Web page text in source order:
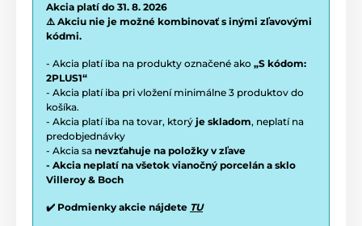
Akcia platí do 31. 8. 2026
⚠️ Akciu nie je možné kombinovať s inými zľavovými
kódmi.
- Akcia platí iba na produkty označené ako „S kódom:
2PLUS1“
- Akcia platí iba pri vložení minimálne 3 produktov do
košíka.
- Akcia platí iba na tovar, ktorý je skladom, neplatí na
predobjednávky
- Akcia sa nevzťahuje na položky v zľave
- Akcia neplatí na všetok vianočný porcelán a sklo
Villeroy & Boch
✔️ Podmienky akcie nájdete TU